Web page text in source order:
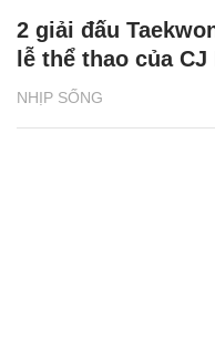
NHỊP SỐNG
2 giải đấu
lễ thể thao của CJ